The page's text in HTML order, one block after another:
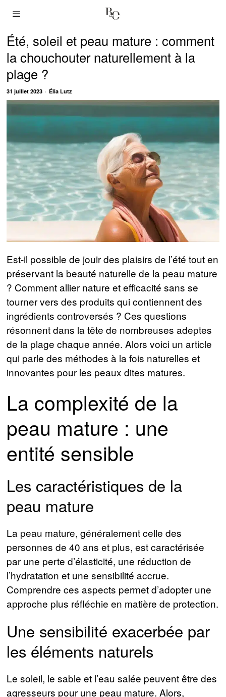
Été, soleil et peau mature : comment
la chouchouter naturellement à la
plage ?
31 juillet 2023 Élia Lutz
Est-il possible de jouir des plaisirs de l’été tout en
préservant la beauté naturelle de la peau mature
? Comment allier nature et efficacité sans se
tourner vers des produits qui contiennent des
ingrédients controversés ? Ces questions
résonnent dans la tête de nombreuses adeptes
de la plage chaque année. Alors voici un article
qui parle des méthodes à la fois naturelles et
innovantes pour les peaux dites matures.
La complexité de la
peau mature : une
entité sensible
Les caractéristiques de la
peau mature
La peau mature, généralement celle des
personnes de 40 ans et plus, est caractérisée
par une perte d’élasticité, une réduction de
l’hydratation et une sensibilité accrue.
Comprendre ces aspects permet d’adopter une
approche plus réfléchie en matière de protection.
Une sensibilité exacerbée par
les éléments naturels
Le soleil, le sable et l’eau salée peuvent être des
agresseurs pour une peau mature. Alors,